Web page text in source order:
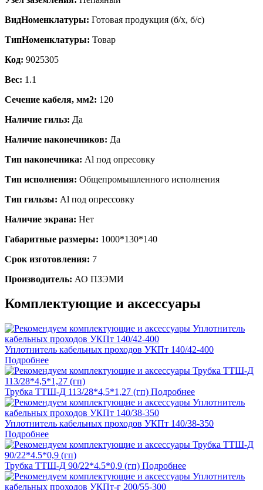
ВидНоменклатуры: Готовая продукция (б/х, б/с)
ТипНоменклатуры: Товар
Код: 9025305
Вес: 1.1
Сечение кабеля, мм2: 120
Наличие гильз: Да
Наличие наконечников: Да
Тип наконечника: Al под опресовку
Тип исполнения: Общепромышленного исполнения
Тип гильзы: Al под опрессовку
Наличие экрана: Нет
Габаритные размеры: 1000*130*140
Срок изготовления: 7
Производитель: АО ПЗЭМИ
Комплектующие и аксессуары
Уплотнитель кабельных проходов УКПт 140/42-400
Подробнее
Трубка ТТШ-Д 113/28*4,5*1,27 (гп) Подробнее
Уплотнитель кабельных проходов УКПт 140/38-350
Подробнее
Трубка ТТШ-Д 90/22*4.5*0,9 (гп) Подробнее